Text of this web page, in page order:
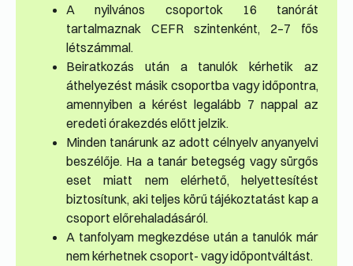
A nyilvános csoportok 16 tanórát
tartalmaznak CEFR szintenként, 2–7 fős
létszámmal.
Beiratkozás után a tanulók kérhetik az
áthelyezést másik csoportba vagy időpontra,
amennyiben a kérést legalább 7 nappal az
eredeti órakezdés előtt jelzik.
Minden tanárunk az adott célnyelv anyanyelvi
beszélője. Ha a tanár betegség vagy sürgős
eset miatt nem elérhető, helyettesítést
biztosítunk, aki teljes körű tájékoztatást kap a
csoport előrehaladásáról.
A tanfolyam megkezdése után a tanulók már
nem kérhetnek csoport- vagy időpontváltást.